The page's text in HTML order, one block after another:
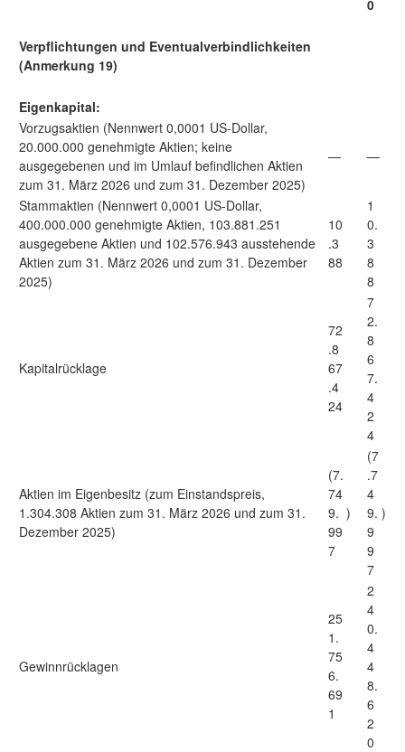
0
Verpflichtungen und Eventualverbindlichkeiten
(Anmerkung 19)
Eigenkapital:
Vorzugsaktien (Nennwert 0,0001 US-Dollar,
20.000.000 genehmigte Aktien; keine
ausgegebenen und im Umlauf befindlichen Aktien
zum 31. März 2026 und zum 31. Dezember 2025)
— —
Stammaktien (Nennwert 0,0001 US-Dollar,
400.000.000 genehmigte Aktien, 103.881.251
ausgegebene Aktien und 102.576.943 ausstehende
Aktien zum 31. März 2026 und zum 31. Dezember
2025)
10
.3
88
1
0.
3
8
8
Kapitalrücklage
72
.8
67
.4
24
7
2.
8
6
7.
4
2
4
Aktien im Eigenbesitz (zum Einstandspreis,
1.304.308 Aktien zum 31. März 2026 und zum 31.
Dezember 2025)
(7.
74
9.
99
7
)
(7
.7
4
9.
9
9
7
)
Gewinnrücklagen
25
1.
75
6.
69
1
2
4
0.
4
4
8.
6
2
0